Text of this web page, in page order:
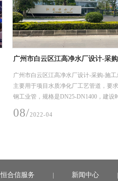
广州市白云区江高净水厂设计-采
广州市白云区江高净水厂设计-采购-施工
主要用于项目水质净化厂工艺管道，要
钢工业管，规格是DN25-DN1400，建设
08/2022-04
恒合信服务 | 新闻中心 |